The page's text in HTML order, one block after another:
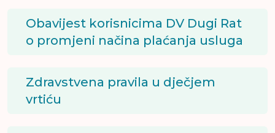
Obavijest korisnicima DV Dugi Rat
o promjeni načina plaćanja usluga
Zdravstvena pravila u dječjem
vrtiću